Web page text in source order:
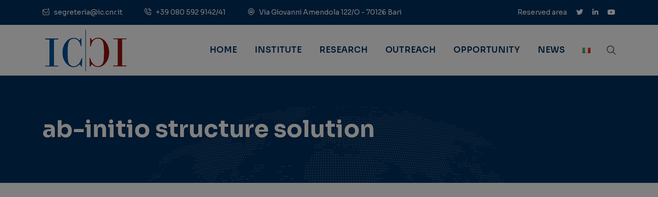
segreteria@ic.cnr.it +39 080 592 9142/41 Via Giovanni Amendola 122/O - 70126 Bari Reserved area
HOME INSTITUTE RESEARCH OUTREACH OPPORTUNITY NEWS
ab-initio structure solution